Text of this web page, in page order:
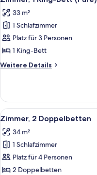
Fotos
für
Zimmer,
1 King-
Bett
(Pure)
anzeigen
33 m²
1 Schlafzimmer
Platz für 3 Personen
1 King-Bett
Weitere Details
Weitere
1 King-
Bett
(Pure)
Alle
Fotos
für
Zimmer,
2 Doppelbetten
anzeigen
7
Zimmer, 2 Doppelbetten
34 m²
1 Schlafzimmer
Platz für 4 Personen
2 Doppelbetten